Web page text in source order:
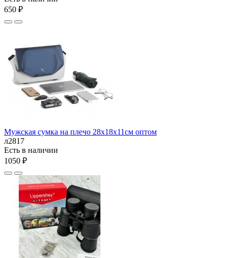
650 ₽
Мужская сумка на плечо 28х18х11см оптом
л2817
Есть в наличии
1050 ₽